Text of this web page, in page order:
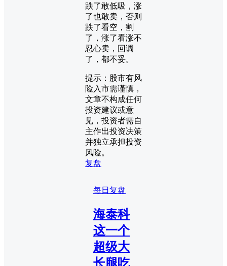
跌了敢低吸，涨
了也敢卖，否则
跌了看空，割
了，涨了看涨不
忍心卖，回调
了，都不妥。
提示：股市有风
险入市需谨慎，
文章不构成任何
投资建议或意
见，投资者需自
主作出投资决策
并独立承担投资
风险。
复盘
每日复盘
海泰科
这一个
超级大
长腿吃